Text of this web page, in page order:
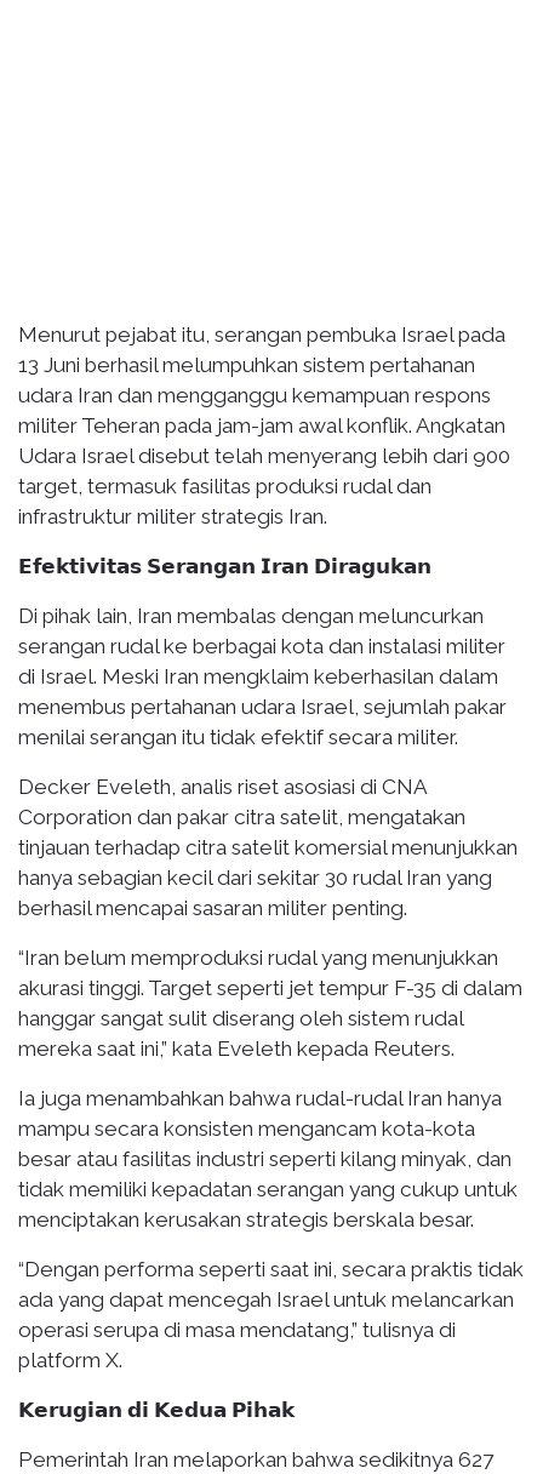
Menurut pejabat itu, serangan pembuka Israel pada
13 Juni berhasil melumpuhkan sistem pertahanan
udara Iran dan mengganggu kemampuan respons
militer Teheran pada jam-jam awal konflik. Angkatan
Udara Israel disebut telah menyerang lebih dari 900
target, termasuk fasilitas produksi rudal dan
infrastruktur militer strategis Iran.
𝗘𝗳𝗲𝗸𝘁𝗶𝘃𝗶𝘁𝗮𝘀 𝗦𝗲𝗿𝗮𝗻𝗴𝗮𝗻 𝗜𝗿𝗮𝗻 𝗗𝗶𝗿𝗮𝗴𝘂𝗸𝗮𝗻
Di pihak lain, Iran membalas dengan meluncurkan
serangan rudal ke berbagai kota dan instalasi militer
di Israel. Meski Iran mengklaim keberhasilan dalam
menembus pertahanan udara Israel, sejumlah pakar
menilai serangan itu tidak efektif secara militer.
Decker Eveleth, analis riset asosiasi di CNA
Corporation dan pakar citra satelit, mengatakan
tinjauan terhadap citra satelit komersial menunjukkan
hanya sebagian kecil dari sekitar 30 rudal Iran yang
berhasil mencapai sasaran militer penting.
“Iran belum memproduksi rudal yang menunjukkan
akurasi tinggi. Target seperti jet tempur F-35 di dalam
hanggar sangat sulit diserang oleh sistem rudal
mereka saat ini,” kata Eveleth kepada Reuters.
Ia juga menambahkan bahwa rudal-rudal Iran hanya
mampu secara konsisten mengancam kota-kota
besar atau fasilitas industri seperti kilang minyak, dan
tidak memiliki kepadatan serangan yang cukup untuk
menciptakan kerusakan strategis berskala besar.
“Dengan performa seperti saat ini, secara praktis tidak
ada yang dapat mencegah Israel untuk melancarkan
operasi serupa di masa mendatang,” tulisnya di
platform X.
𝗞𝗲𝗿𝘂𝗴𝗶𝗮𝗻 𝗱𝗶 𝗞𝗲𝗱𝘂𝗮 𝗣𝗶𝗵𝗮𝗸
Pemerintah Iran melaporkan bahwa sedikitnya 627